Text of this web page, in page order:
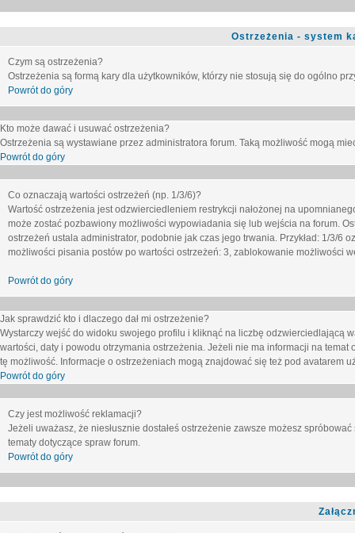
Ostrzeżenia - system
Czym są ostrzeżenia?
Ostrzeżenia są formą kary dla użytkowników, którzy nie stosują się do ogólno
Powrót do góry
Kto może dawać i usuwać ostrzeżenia?
Ostrzeżenia są wystawiane przez administratora forum. Taką możliwość mogą
Powrót do góry
Co oznaczają wartości ostrzeżeń (np. 1/3/6)?
Wartość ostrzeżenia jest odzwierciedleniem restrykcji nałożonej na
może zostać pozbawiony możliwości wypowiadania się lub wejścia na forum.
ostrzeżeń ustala administrator, podobnie jak czas jego trwania. Przykład: 1/3/6
możliwości pisania postów po wartości ostrzeżeń: 3, zablokowanie możliwości
Powrót do góry
Jak sprawdzić kto i dlaczego dał mi ostrzeżenie?
Wystarczy wejść do widoku swojego profilu i kliknąć na liczbę odzwierciedlającą
wartości, daty i powodu otrzymania ostrzeżenia. Jeżeli nie ma informacji na temat
tę możliwość. Informacje o ostrzeżeniach mogą znajdować się też pod avatarem
Powrót do góry
Czy jest możliwość reklamacji?
Jeżeli uważasz, że niesłusznie dostałeś ostrzeżenie zawsze możesz
tematy dotyczące spraw forum.
Powrót do góry